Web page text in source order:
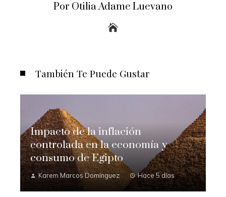
Por Otilia Adame Luevano
También Te Puede Gustar
Impacto de la inflación
controlada en la economía y
consumo de Egipto
Karem Marcos Domínguez Hace 5 días